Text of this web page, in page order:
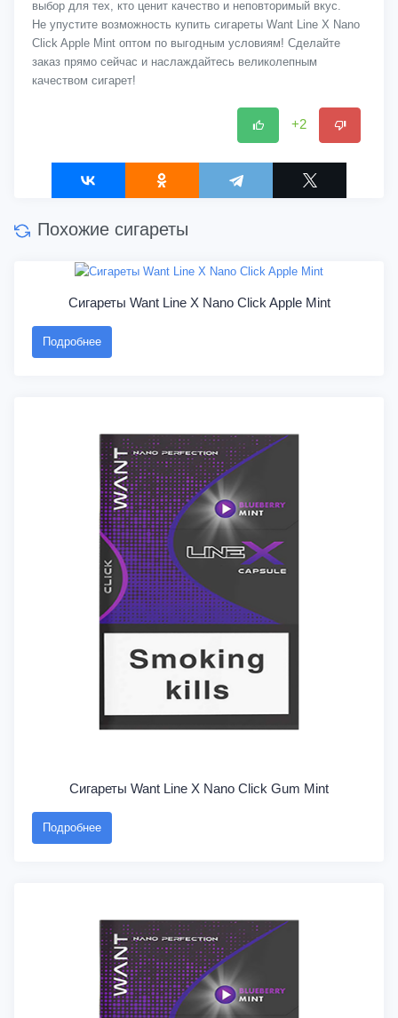
выбор для тех, кто ценит качество и неповторимый вкус.
Не упустите возможность купить сигареты Want Line X Nano
Click Apple Mint оптом по выгодным условиям! Сделайте
заказ прямо сейчас и наслаждайтесь великолепным
качеством сигарет!
+2
Похожие сигареты
Сигареты Want Line X Nano Click Apple Mint
Подробнее
Сигареты Want Line X Nano Click Gum Mint
Подробнее